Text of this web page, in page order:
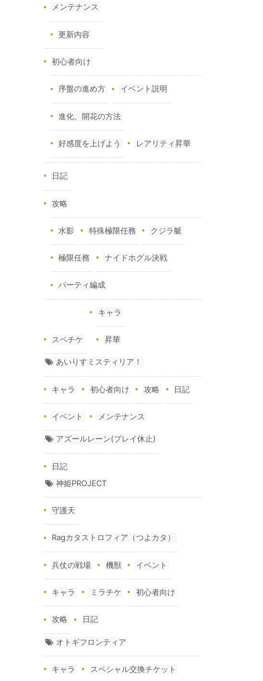
メンテナンス
更新内容
初心者向け
序盤の進め方 イベント説明
進化、開花の方法
好感度を上げよう レアリティ昇華
日記
攻略
水影 特殊極限任務 クジラ艇
極限任務 ナイドホグル決戦
パーティ編成
スペチケ
キャラ
昇華
あいりすミスティリア！
キャラ 初心者向け 攻略 日記
イベント メンテナンス
アズールレーン(プレイ休止)
日記
神姫PROJECT
守護天
Ragカタストロフィア（つよカタ）
兵仗の戦場 機獣 イベント
キャラ ミラチケ 初心者向け
攻略 日記
オトギフロンティア
キャラ スペシャル交換チケット